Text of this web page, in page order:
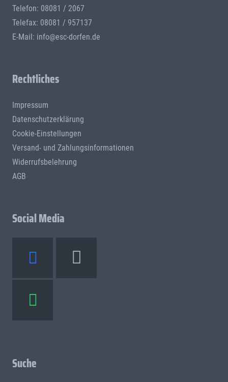
Telefon: 08081 / 2067
Telefax: 08081 / 957137
E-Mail: info@esc-dorfen.de
Rechtliches
Impressum
Datenschutzerklärung
Cookie-Einstellungen
Versand- und Zahlungsinformationen
Widerrufsbelehrung
AGB
Social Media
Suche